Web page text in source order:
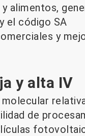
alimentos,
el código SA
y
y alta IV
de